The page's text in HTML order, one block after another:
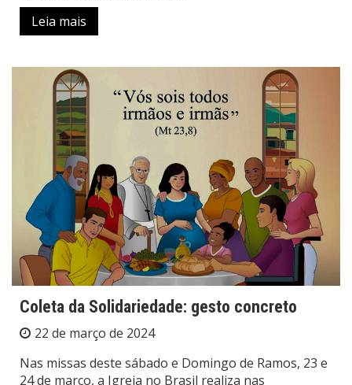
Leia mais
Coleta da Solidariedade: gesto concreto
22 de março de 2024
Nas missas deste sábado e Domingo de Ramos, 23 e
24 de março, a Igreja no Brasil realiza nas